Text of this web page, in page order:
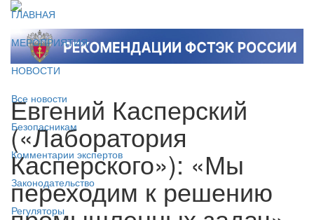
ГЛАВНАЯ
МЕРОПРИЯТИЯ
НОВОСТИ
Все новости
Безопасникам
Комментарии экспертов
Законодательство
Регуляторы
Евгений Касперский
(«Лаборатория
Касперского»): «Мы
переходим к решению